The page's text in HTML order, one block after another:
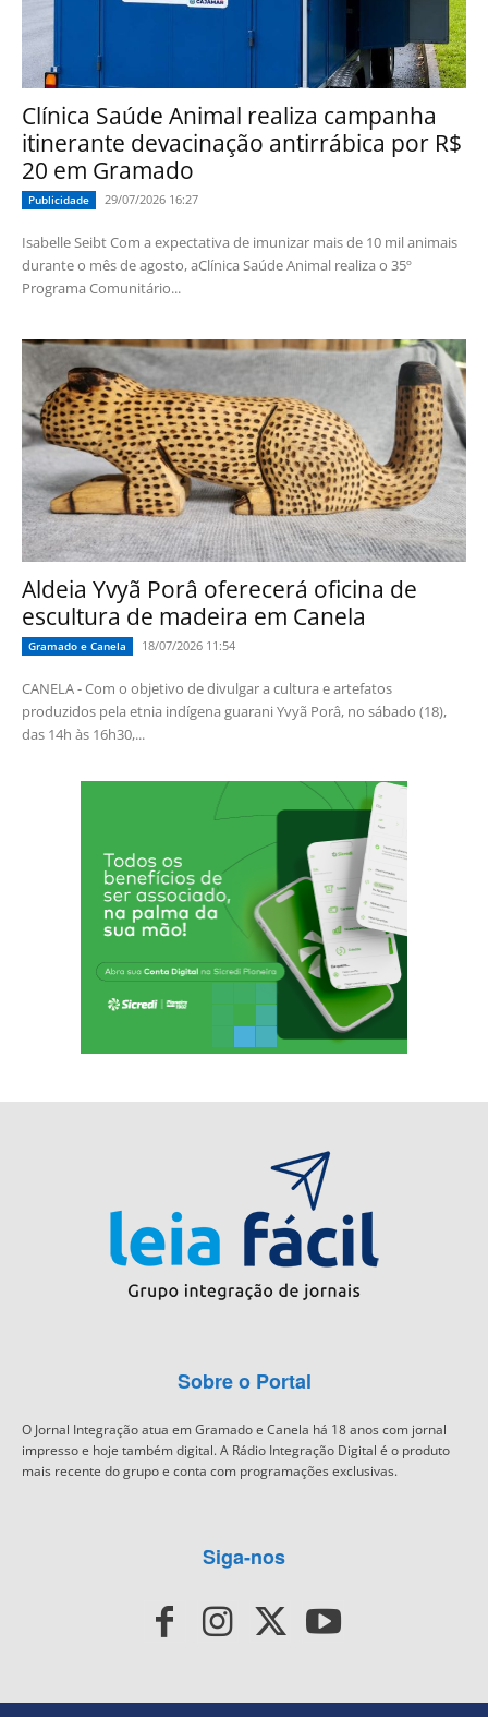
Clínica Saúde Animal realiza campanha
itinerante devacinação antirrábica por R$
20 em Gramado
Publicidade 29/07/2026 16:27
Isabelle Seibt Com a expectativa de imunizar mais de 10 mil animais
durante o mês de agosto, aClínica Saúde Animal realiza o 35º
Programa Comunitário...
Aldeia Yvyã Porâ oferecerá oficina de
escultura de madeira em Canela
Gramado e Canela 18/07/2026 11:54
CANELA - Com o objetivo de divulgar a cultura e artefatos
produzidos pela etnia indígena guarani Yvyã Porâ, no sábado (18),
das 14h às 16h30,...
Sobre o Portal
O Jornal Integração atua em Gramado e Canela há 18 anos com jornal
impresso e hoje também digital. A Rádio Integração Digital é o produto
mais recente do grupo e conta com programações exclusivas.
Siga-nos